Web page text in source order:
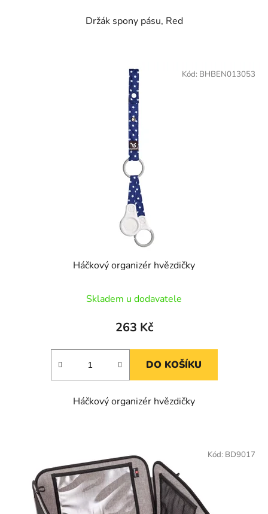
Držák spony pásu, Red
Háčkový organizér hvězdičky
Skladem u dodavatele
263 Kč
DO KOŠÍKU
Háčkový organizér hvězdičky
Kód: BHBEN013053
Kód: BD9017